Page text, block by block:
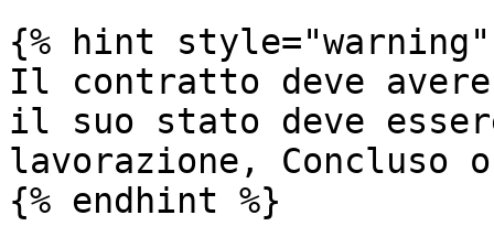
{% hint style="warning"
Il contratto deve
il suo stato deve
lavorazione, Concluso
{% endhint %}